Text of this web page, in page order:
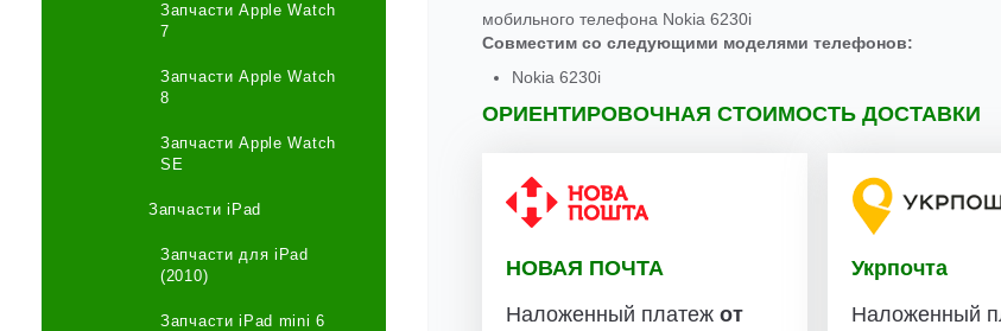
Запчасти Apple Watch
7
Запчасти Apple Watch
8
Запчасти Apple Watch
SE
Запчасти iPad
Запчасти для iPad
(2010)
Запчасти iPad mini 6
мобильного телефона Nokia 6230i
Совместим со следующими моделями телефонов:
Nokia 6230i
ОРИЕНТИРОВОЧНАЯ СТОИМОСТЬ ДОСТАВКИ
НОВАЯ ПОЧТА
Наложенный платеж от
Укрпочта
Наложенный